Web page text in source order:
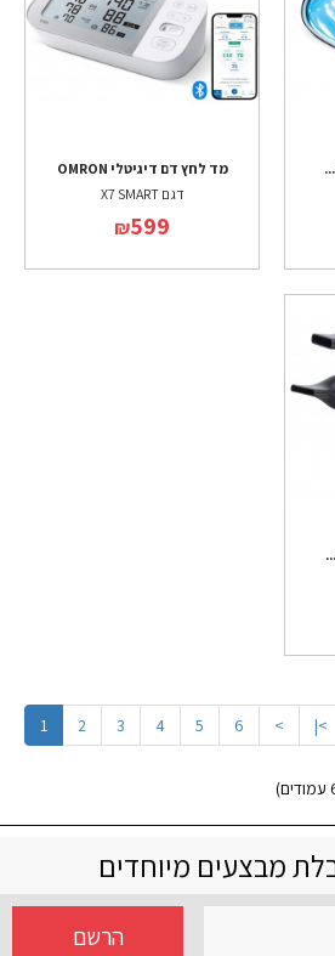
מד לחץ דם דיגיטלי OMRON
דגם X7 SMART
₪599
1 2 3 4 5 6 > >|
מבצעים מיוחדים
הרשם